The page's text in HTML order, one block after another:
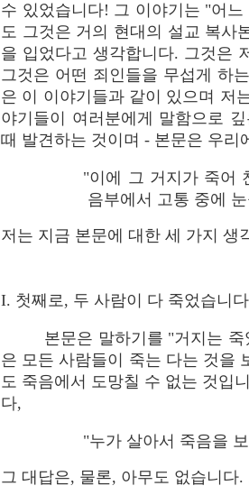
수 있었습니다! 그 이야기는 "어
도 그것은 거의 현대의 설교 복사
을 입었다고 생각합니다. 그것은
그것은 어떤 죄인들을 무섭게 하
은 이 이야기들과 같이 있으며 저
야기들이 여러분에게 말함으로
때 발견하는 것이며 - 본문은 우리
"이에 그 거지가 죽어
음부에서 고통 중에
저는 지금 본문에 대한 세 가지 생
I. 첫째로, 두 사람이 다 죽었습니
본문은 말하기를 "거지는
은 모든 사람들이 죽는 다는 것을
도 죽음에서 도망칠 수 없는 것입
다,
"누가 살아서 죽음을
그 대답은, 물론, 아무도 없습니다